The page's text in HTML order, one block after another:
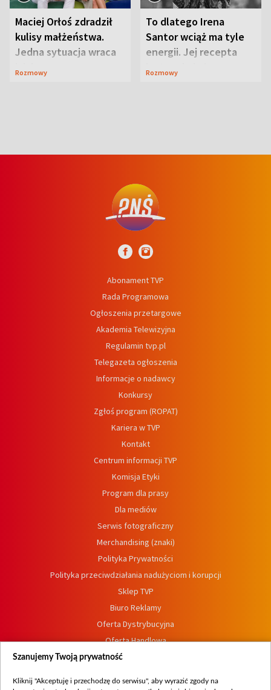
Maciej Orłoś zdradził
kulisy małżeństwa.
Jedna sytuacja wraca
jak bumerang
Rozmowy
To dlatego Irena
Santor wciąż ma tyle
energii. Jej recepta
jest zaskakująco
Rozmowy
Abonament TVP
Rada Programowa
Ogłoszenia przetargowe
Akademia Telewizyjna
Regulamin tvp.pl
Telegazeta ogłoszenia
Informacje o nadawcy
Konkursy
Zgłoś program (ROPAT)
Kariera w TVP
Kontakt
Centrum informacji TVP
Komisja Etyki
Program dla prasy
Dla mediów
Serwis fotograficzny
Merchandising (znaki)
Polityka Prywatności
Polityka przeciwdziałania nadużyciom i korupcji
Sklep TVP
Biuro Reklamy
Oferta Dystrybucyjna
Oferta Handlowa
Dostępność
Szanujemy Twoją prywatność
Kliknij "Akceptuję i przechodzę do serwisu", aby wyrazić zgody na